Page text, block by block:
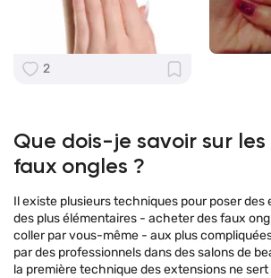
2
Que dois-je savoir sur les
faux ongles ?
Il existe plusieurs techniques pour poser des
des plus élémentaires - acheter des faux
coller par vous-même - aux plus
par des professionnels dans des salons de
la première technique des extensions ne